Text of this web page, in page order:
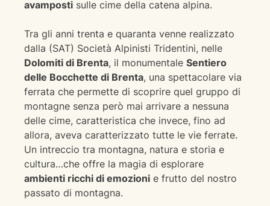
avamposti sulle cime della catena alpina.
Tra gli anni trenta e quaranta venne realizzato
dalla (SAT) Società Alpinisti Tridentini, nelle
Dolomiti di Brenta, il monumentale Sentiero
delle Bocchette di Brenta, una spettacolare via
ferrata che permette di scoprire quel gruppo di
montagne senza però mai arrivare a nessuna
delle cime, caratteristica che invece, fino ad
allora, aveva caratterizzato tutte le vie ferrate.
Un intreccio tra montagna, natura e storia e
cultura…che offre la magia di esplorare
ambienti ricchi di emozioni e frutto del nostro
passato di montagna.